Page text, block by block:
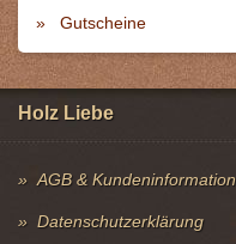
Gutscheine
Holz Liebe
AGB &
Datenschutzerklärung